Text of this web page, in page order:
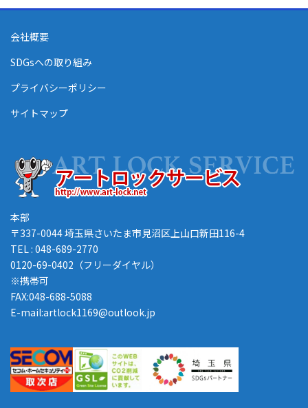
会社概要
SDGsへの取り組み
プライバシーポリシー
サイトマップ
本部
〒337-0044 埼玉県さいたま市見沼区上山口新田116-4
TEL : 048-689-2770
0120-69-0402（フリーダイヤル）
※携帯可
FAX:048-688-5088
E-mail:artlock1169@outlook.jp